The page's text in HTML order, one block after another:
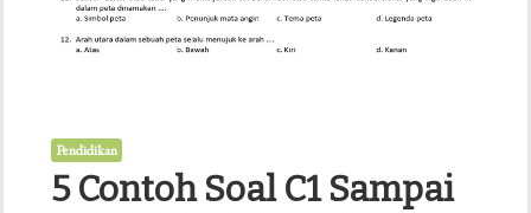
Pendidikan
5 Contoh Soal C1 Sampai